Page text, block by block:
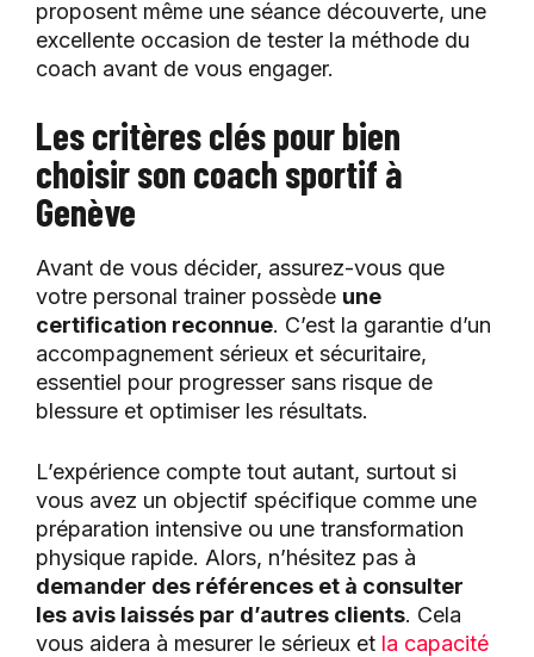
proposent même une séance découverte, une
excellente occasion de tester la méthode du
coach avant de vous engager.
Les critères clés pour bien
choisir son coach sportif à
Genève
Avant de vous décider, assurez-vous que
votre personal trainer possède une
certification reconnue. C’est la garantie d’un
accompagnement sérieux et sécuritaire,
essentiel pour progresser sans risque de
blessure et optimiser les résultats.
L’expérience compte tout autant, surtout si
vous avez un objectif spécifique comme une
préparation intensive ou une transformation
physique rapide. Alors, n’hésitez pas à
demander des références et à consulter
les avis laissés par d’autres clients. Cela
vous aidera à mesurer le sérieux et la capacité